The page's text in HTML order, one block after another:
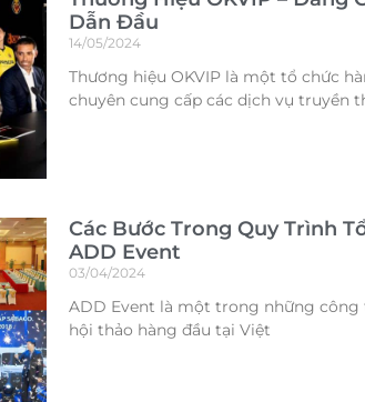
Dẫn Đầu
14/05/2024
Thương hiệu OKVIP là một tổ chức
chuyên cung cấp các dịch vụ truyền
Các Bước Trong Quy Trình
ADD Event
03/04/2024
ADD Event là một trong những công
hội thảo hàng đầu tại Việt